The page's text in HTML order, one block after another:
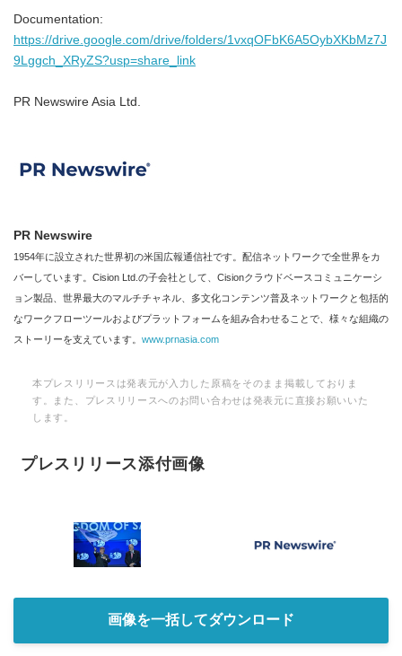
Documentation:
https://drive.google.com/drive/folders/1vxqOFbK6A5OybXKbMz7J
9Lggch_XRyZS?usp=share_link
PR Newswire Asia Ltd.
PR Newswire
1954年に設立された世界初の米国広報通信社です。配信ネットワークで全世界をカ
バーしています。Cision Ltd.の子会社として、Cisionクラウドベースコミュニケーシ
ョン製品、世界最大のマルチチャネル、多文化コンテンツ普及ネットワークと包括的
なワークフローツールおよびプラットフォームを組み合わせることで、様々な組織の
ストーリーを支えています。 www.prnasia.com
本プレスリリースは発表元が入力した原稿をそのまま掲載しておりま
す。また、プレスリリースへのお問い合わせは発表元に直接お願いいた
します。
プレスリリース添付画像
画像を一括してダウンロード